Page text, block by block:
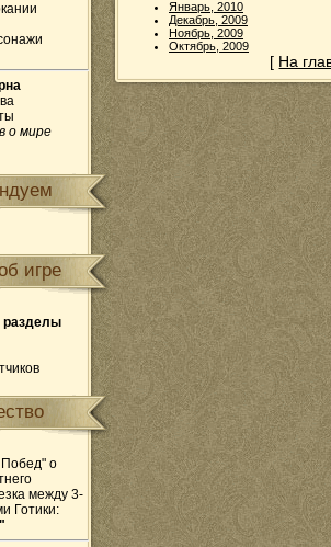
о мире
игре
разделы
Побед" о
между 3-
Готики:
Январь, 2010
Декабрь, 2009
Ноябрь, 2009
Октябрь, 2009
[ На